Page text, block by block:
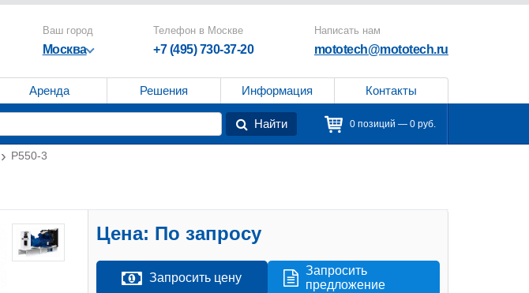
Ваш город
Москва
Телефон в Москве
+7 (495) 730-37-20
Написать нам
mototech@mototech.ru
Аренда Решения Информация Контакты
Найти 0 позиций — 0 руб.
P550-3
Цена: По запросу
Запросить цену
Запросить
предложение